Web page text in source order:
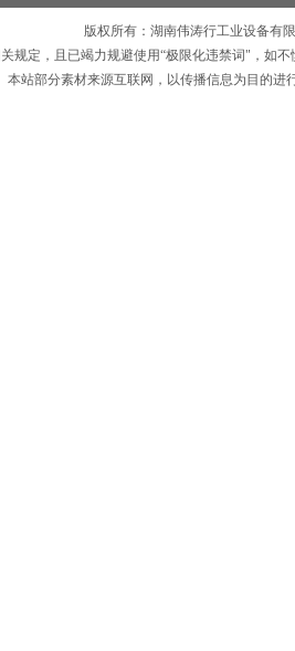
版权所有： 湖南伟涛行工业设备有
规定，且已竭力规避使用“极限化违禁词"，如
本站部分素材来源互联网，以传播信息为目的